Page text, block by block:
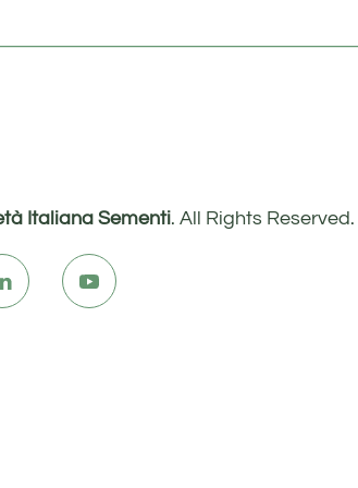
Italiana Sementi. All Rights Reserved.